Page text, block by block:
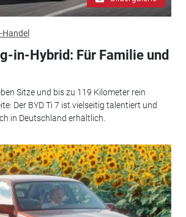
Handel
in-Hybrid: Für Familie und
Sitze und bis zu 119 Kilometer rein
Der BYD Ti 7 ist vielseitig talentiert und
in Deutschland erhältlich.